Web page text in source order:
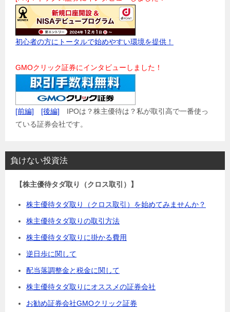
初心者の方にトータルで始めやすい環境を提供！
GMOクリック証券にインタビューしました！
[前編] [後編] IPOは？株主優待は？私が取引高で一番使っ
ている証券会社です。
負けない投資法
【株主優待タダ取り（クロス取引）】
株主優待タダ取り（クロス取引）を始めてみませんか？
株主優待タダ取りの取引方法
株主優待タダ取りに掛かる費用
逆日歩に関して
配当落調整金と税金に関して
株主優待タダ取りにオススメの証券会社
お勧め証券会社GMOクリック証券